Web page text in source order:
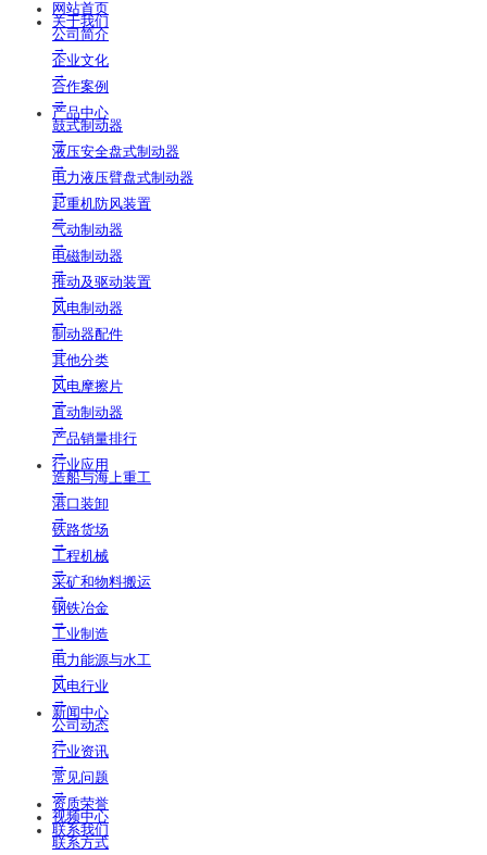
网站首页
关于我们
公司简介
→
企业文化
→
合作案例
→
产品中心
鼓式制动器
→
液压安全盘式制动器
→
电力液压臂盘式制动器
→
起重机防风装置
→
气动制动器
→
电磁制动器
→
推动及驱动装置
→
风电制动器
→
制动器配件
→
其他分类
→
风电摩擦片
→
直动制动器
→
产品销量排行
→
行业应用
造船与海上重工
→
港口装卸
→
铁路货场
→
工程机械
→
采矿和物料搬运
→
钢铁冶金
→
工业制造
→
电力能源与水工
→
风电行业
→
新闻中心
公司动态
→
行业资讯
→
常见问题
→
资质荣誉
视频中心
联系我们
联系方式